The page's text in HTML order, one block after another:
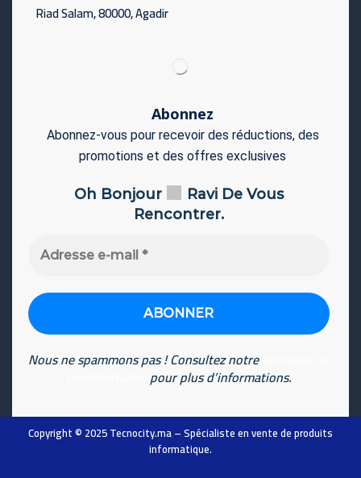
Riad Salam, 80000, Agadir
Abonnez
Abonnez-vous pour recevoir des réductions, des
promotions et des offres exclusives
Oh Bonjour
Ravi De Vous
Rencontrer.
Nous ne spammons pas ! Consultez notre
pour plus d’informations.
Copyright © 2025Tecnocity.ma– Spécialiste en vente de produits
informatique.